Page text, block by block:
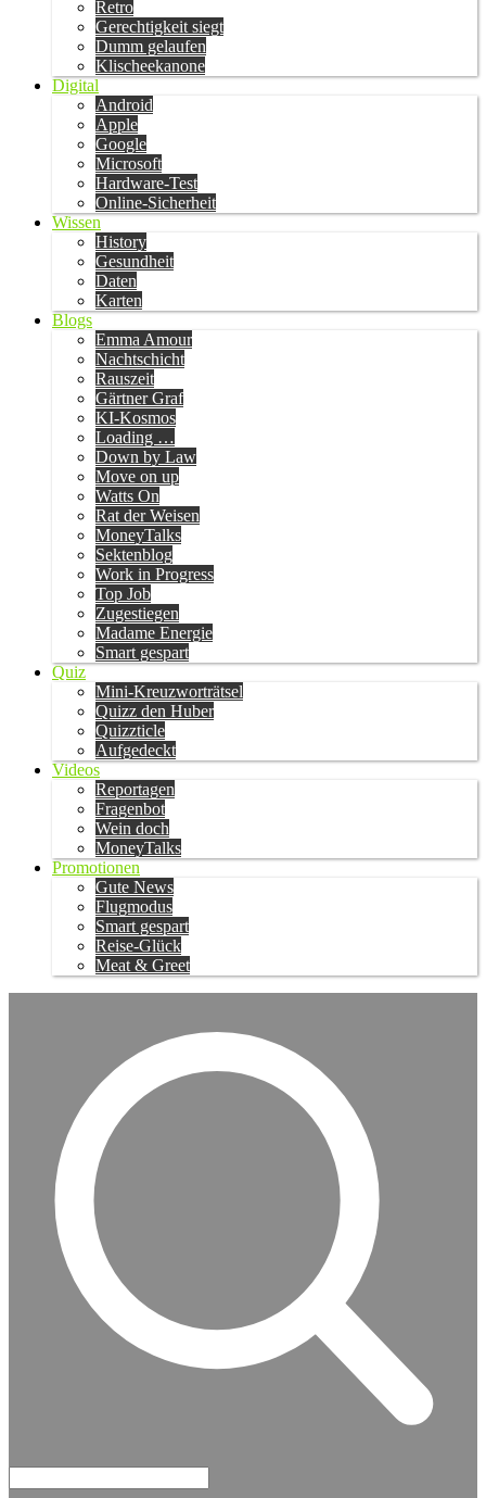
Retro
Gerechtigkeit siegt
Dumm gelaufen
Klischeekanone
Digital
Android
Apple
Google
Microsoft
Hardware-Test
Online-Sicherheit
Wissen
History
Gesundheit
Daten
Karten
Blogs
Emma Amour
Nachtschicht
Rauszeit
Gärtner Graf
KI-Kosmos
Loading …
Down by Law
Move on up
Watts On
Rat der Weisen
MoneyTalks
Sektenblog
Work in Progress
Top Job
Zugestiegen
Madame Energie
Smart gespart
Quiz
Mini-Kreuzworträtsel
Quizz den Huber
Quizzticle
Aufgedeckt
Videos
Reportagen
Fragenbot
Wein doch
MoneyTalks
Promotionen
Gute News
Flugmodus
Smart gespart
Reise-Glück
Meat & Greet